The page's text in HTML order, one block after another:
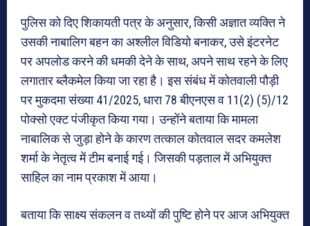
पुलिस को दिए शिकायती पत्र के अनुसार, किसी अज्ञात व्यक्ति ने
उसकी नाबालिग बहन का अश्लील विडियो बनाकर, उसे इंटरनेट
पर अपलोड करने की धमकी देने के साथ, अपने साथ रहने के लिए
लगातार ब्लैकमेल किया जा रहा है। इस संबंध में कोतवाली पौड़ी
पर मुकदमा संख्या 41/2025, धारा 78 बीएनएस व 11(2) (5)/12
पोक्सो एक्ट पंजीकृत किया गया। उन्होंने बताया कि मामला
नाबालिक से जुड़ा होने के कारण तत्काल कोतवाल सदर कमलेश
शर्मा के नेतृत्व में टीम बनाई गई। जिसकी पड़ताल में अभियुक्त
साहिल का नाम प्रकाश में आया।
बताया कि साक्ष्य संकलन व तथ्यों की पुष्टि होने पर आज अभियुक्त